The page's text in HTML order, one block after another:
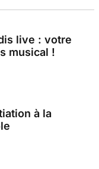
live : votre
musical !
à la